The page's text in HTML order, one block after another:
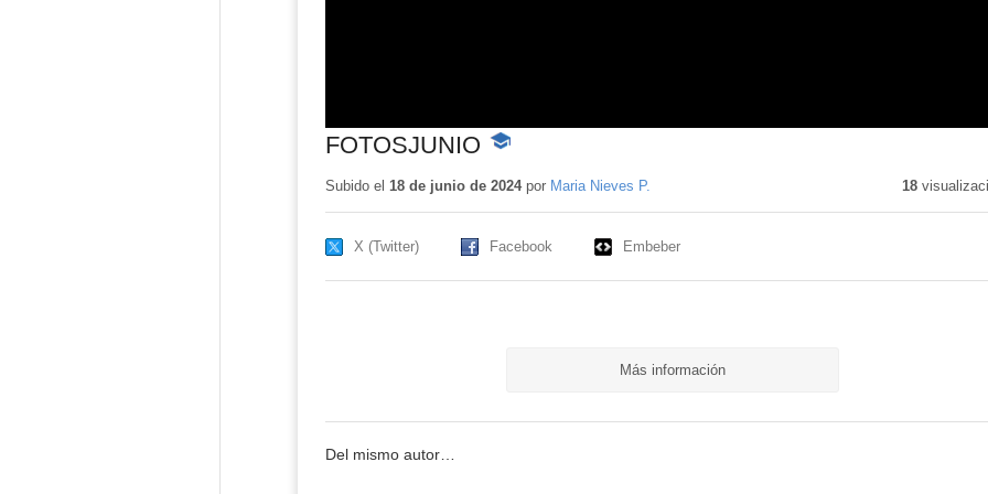
FOTOSJUNIO
-
educativo
Subido el 18 de junio de 2024por Maria Nieves P. 18
X (Twitter) Facebook Embeber
Más información
Del mismo autor…